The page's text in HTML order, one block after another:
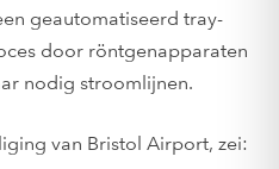
geautomatiseerd tray-
door röntgenapparaten
nodig stroomlijnen.
van Bristol Airport, zei: